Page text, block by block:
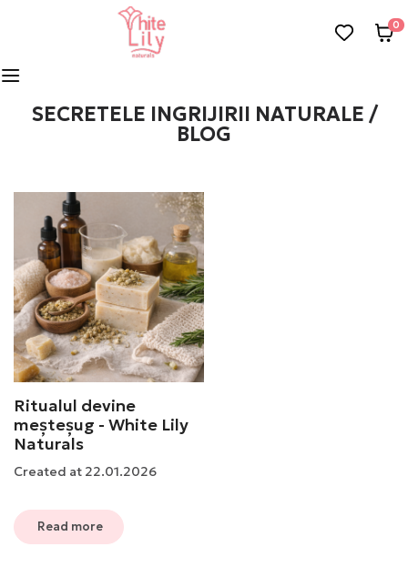
0
SECRETELE INGRIJIRII NATURALE /
BLOG
Ritualul devine
meșteșug - White Lily
Naturals
Created at 22.01.2026
Read more